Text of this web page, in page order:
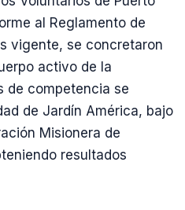
al Reglamento de
vigente, se concretaron
activo de la
de competencia se
de Jardín América, bajo
Misionera de
resultados